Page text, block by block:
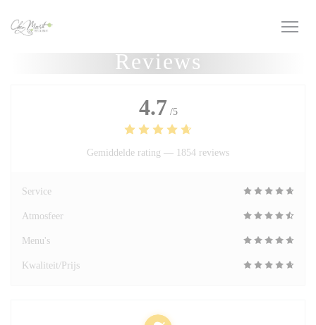
Reviews
4.7 /5
Gemiddelde rating — 1854 reviews
Service
Atmosfeer
Menu's
Kwaliteit/Prijs